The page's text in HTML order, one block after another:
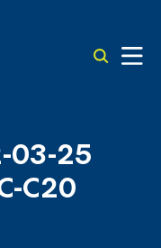
03-25
C20